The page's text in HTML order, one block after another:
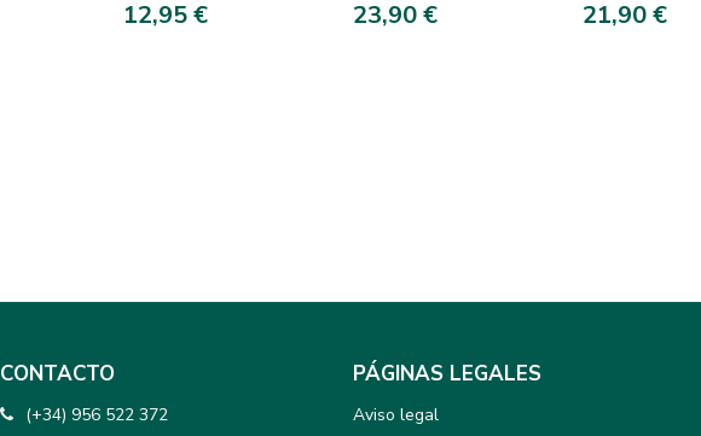
12,95 € 23,90 € 21,90 €
CONTACTO
(+34) 956 522 372
PÁGINAS LEGALES
Aviso legal